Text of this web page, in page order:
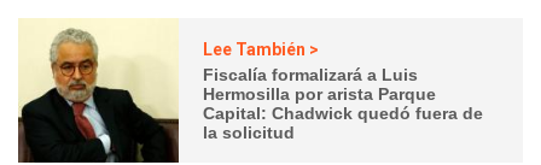
Lee También >
Fiscalía formalizará a Luis
Hermosilla por arista Parque
Capital: Chadwick quedó fuera de
la solicitud